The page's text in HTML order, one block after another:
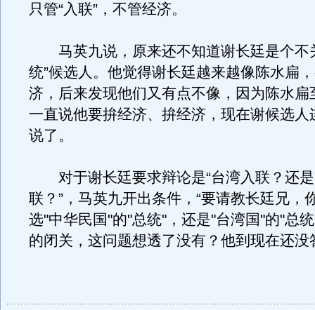
只管“入联”，不管经济。
马英九说，原来还不知道谢长廷是个不
统”候选人。他觉得谢长廷越来越像陈水扁
济，后来发现他们又有点不像，因为陈水扁
一直说他要拚经济、拚经济，现在谢候选人
说了。
对于谢长廷要求辩论是“台湾入联？还是
联？”，马英九开出条件，“要请教长廷兄，
选"中华民国"的"总统"，还是"台湾国"的"总
的闭关，这问题想透了没有？他到现在还没